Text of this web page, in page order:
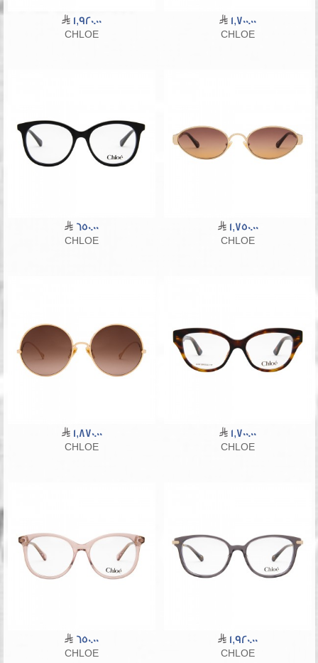
1,700.00
CHLOE
1,920.00
CHLOE
1,750.00
CHLOE
650.00
CHLOE
1,700.00
CHLOE
1,870.00
CHLOE
1,920.00
CHLOE
650.00
CHLOE